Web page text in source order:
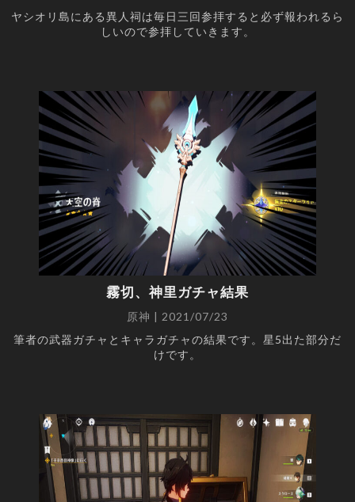
ヤシオリ島にある異人祠は毎日三回参拝すると必ず報われるら
しいので参拝していきます。
霧切、神里ガチャ結果
原神 | 2021/07/23
筆者の武器ガチャとキャラガチャの結果です。星5出た部分だ
けです。